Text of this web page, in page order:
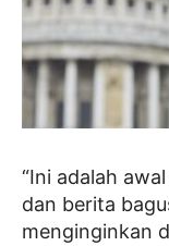
“Ini adalah
dan berita
menginginkan